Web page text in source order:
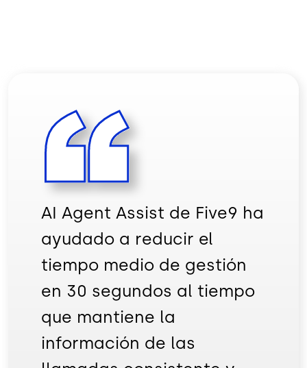
AI Agent Assist de Five9 ha
ayudado a reducir el
tiempo medio de gestión
en 30 segundos al tiempo
que mantiene la
información de las